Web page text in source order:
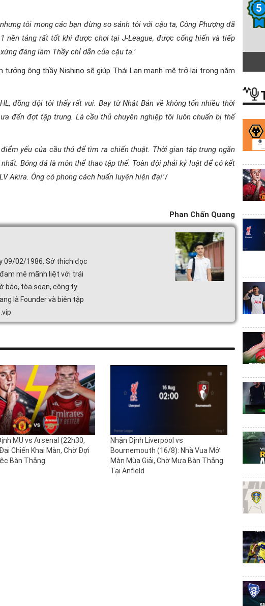
tôi mong các bạn đừng so sánh tôi với cậu ta, Công Phượng đã
nền tảng rất tốt khi được chơi tại J-League, được cống hiến và tiếp
đáng làm Thầy chỉ dẫn của cậu ta.’
tưởng ông thầy Nishino sẽ giúp Thái Lan mạnh mẽ trở lại trong năm
đồng đội tôi thấy rất vui. Bay từ Nhật Bản về không tốn nhiều thời
đến đợt tập trung. Là cầu thủ chuyên nghiệp tôi luôn chuẩn bị thể
yếu của cầu thủ để tìm ra chiến thuật. Thời gian tập trung ngắn
Bóng đá là môn thể thao tập thể. Toàn đội phải kỷ luật để có kết
Akira. Ông có phong cách huấn luyện hiện đại.’/
Phan Chấn Quang
09/02/1986. Sở thích đọc
mê mãnh liệt với trái
báo, tòa soạn, công ty
là Founder và biên tập
MU vs Arsenal (22h30,
Chiến Khai Màn, Chờ Đợi
Bàn Thắng
Nhận Định Liverpool vs
Bournemouth (16/8): Nhà Vua Mở
Màn Mùa Giải, Chờ Mưa Bàn Thắng
Tại Anfield
5